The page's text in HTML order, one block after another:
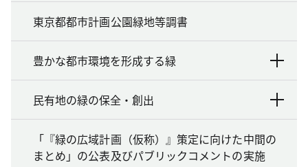
東京都都市計画公園緑地等調書
豊かな都市環境を形成する緑
民有地の緑の保全・創出
「『緑の広域計画（仮称）』策定に向けた中間の
まとめ」の公表及びパブリックコメントの実施